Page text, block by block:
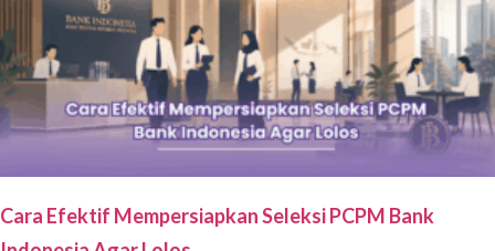
Cara Efektif Mempersiapkan Seleksi PCPM Bank